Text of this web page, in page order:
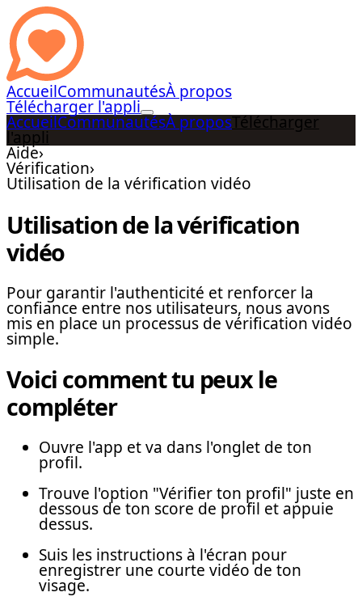
AccueilCommunautésÀ propos
Télécharger l'appli
AccueilCommunautésÀ proposTélécharger
l'appli
Aide›
Vérification›
Utilisation de la vérification vidéo
Utilisation de la vérification
vidéo
Pour garantir l'authenticité et renforcer la
confiance entre nos utilisateurs, nous avons
mis en place un processus de vérification vidéo
simple.
Voici comment tu peux le
compléter
Ouvre l'app et va dans l'onglet de ton
profil.
Trouve l'option "Vérifier ton profil" juste en
dessous de ton score de profil et appuie
dessus.
Suis les instructions à l'écran pour
enregistrer une courte vidéo de ton
visage.